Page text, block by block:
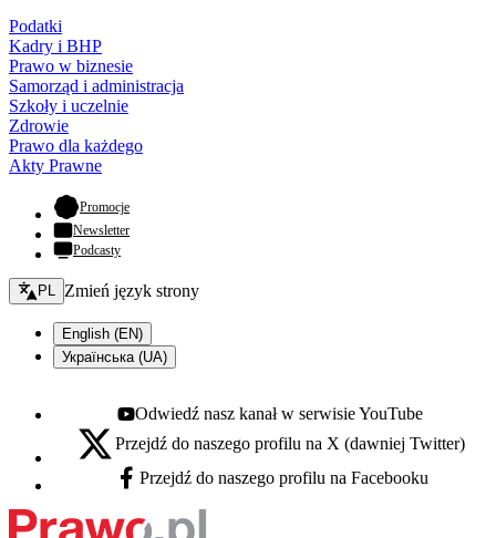
Podatki
Kadry i BHP
Prawo w biznesie
Samorząd i administracja
Szkoły i uczelnie
Zdrowie
Prawo dla każdego
Akty Prawne
Promocje- otwiera się w nowej karcie
Newsletter
Podcasty
Zmień język - bieżący:
PL Zmień język strony
English (EN)
Українська (UA)
Youtube - otwiera się w nowej karcie
Odwiedź nasz kanał w serwisie YouTube
X - otwiera się w nowej karcie
Przejdź do naszego profilu na X (dawniej Twitter)
Facebook - otwiera się w nowej karcie
Przejdź do naszego profilu na Facebooku